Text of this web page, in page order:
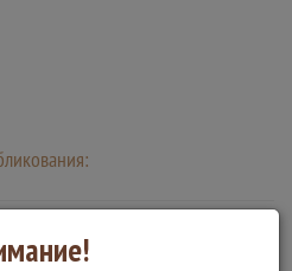
деятельности